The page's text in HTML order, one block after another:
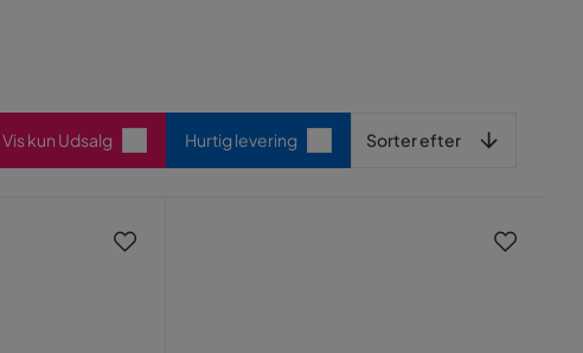
Vis kun Udsalg Hurtig levering Sorter efter